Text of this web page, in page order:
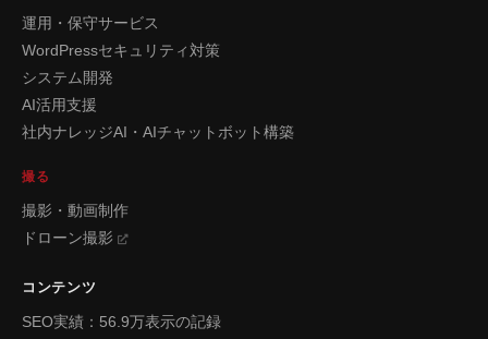
運用・保守サービス
WordPressセキュリティ対策
システム開発
AI活用支援
社内ナレッジAI・AIチャットボット構築
撮る
撮影・動画制作
ドローン撮影
コンテンツ
SEO実績：56.9万表示の記録